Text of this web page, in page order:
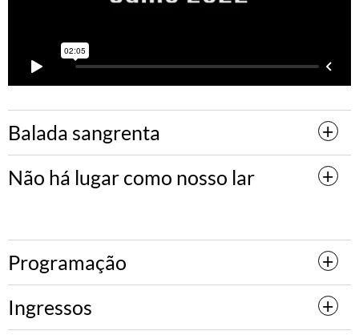
Balada sangrenta
Não há lugar como nosso lar
Programação
Ingressos